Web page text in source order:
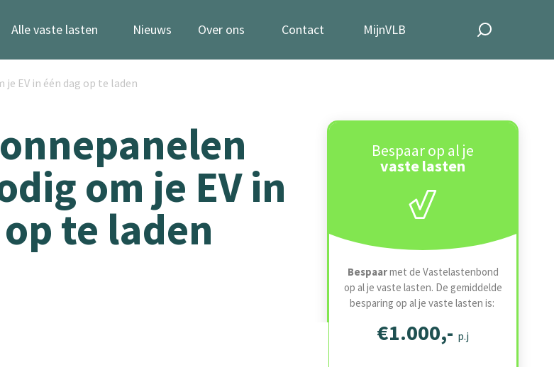
Alle vaste lasten Nieuws Over ons Contact MijnVLB
EV in één dag op te laden
Bespaar op al je
vaste lasten
Bespaarmet de Vastelastenbond
op al je vaste lasten. De gemiddelde
besparing op al je vaste lasten is:
€1.000,- p.j
om je EV in
te laden